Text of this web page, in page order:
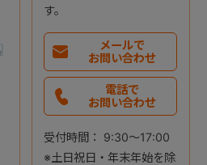
す。
メールで
お問い合わせ
電話で
お問い合わせ
受付時間： 9:30～17:00
※土日祝日・年末年始を除